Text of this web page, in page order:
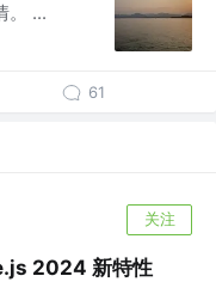
。 ...
61
关注
2024 新特性